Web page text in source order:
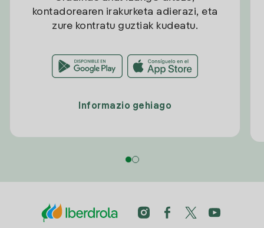
kontadorearen irakurketa adierazi, eta
zure kontratu guztiak kudeatu.
Informazio gehiago